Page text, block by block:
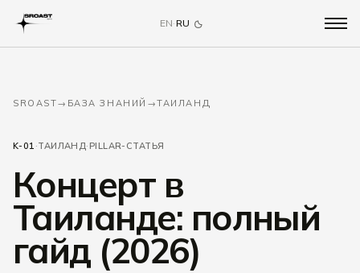
EN·RU
SROAST→ БАЗА ЗНАНИЙ →ТАИЛАНД
K-01 ·ТАИЛАНД· PILLAR-СТАТЬЯ
Концерт в
Таиланде: полный
гайд (2026)